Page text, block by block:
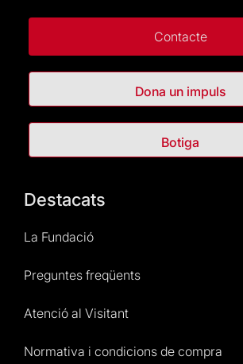
Contacte
Dona un impuls
Botiga
Destacats
La Fundació
Preguntes freqüents
Atenció al Visitant
Normativa i condicions de compra